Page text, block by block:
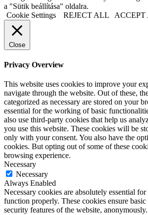
a "Sütik beállítása" oldalra.
Cookie Settings
REJECT ALL ACCEPT
Close
Privacy Overview
This website uses cookies to improve your
navigate through the website. Out of these,
categorized as necessary are stored on your
essential for the working of basic
also use third-party cookies that help us
you use this website. These cookies will be
only with your consent. You also have the
cookies. But opting out of some of these
browsing experience.
Necessary
Necessary
Always Enabled
Necessary cookies are absolutely essential
function properly. These cookies ensure
security features of the website, anonymously.